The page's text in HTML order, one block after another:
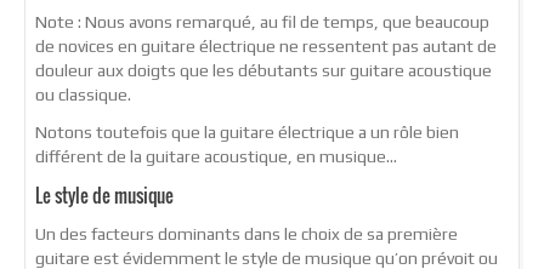
Note : Nous avons remarqué, au fil de temps, que beaucoup
de novices en guitare électrique ne ressentent pas autant de
douleur aux doigts que les débutants sur guitare acoustique
ou classique.
Notons toutefois que la guitare électrique a un rôle bien
différent de la guitare acoustique, en musique…
Le style de musique
Un des facteurs dominants dans le choix de sa première
guitare est évidemment le style de musique qu’on prévoit ou